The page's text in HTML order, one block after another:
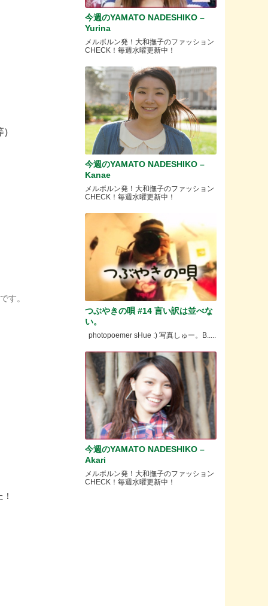
す。
今週のYAMATO NADESHIKO –
Yurina
メルボルン発！大和撫子のファッション
CHECK！毎週水曜更新中！
今週のYAMATO NADESHIKO –
Kanae
メルボルン発！大和撫子のファッション
CHECK！毎週水曜更新中！
つぶやきの唄 #14 言い訳は並べな
い。
photopoemer sHue :) 写真しゅー。B.....
今週のYAMATO NADESHIKO –
Akari
メルボルン発！大和撫子のファッション
CHECK！毎週水曜更新中！